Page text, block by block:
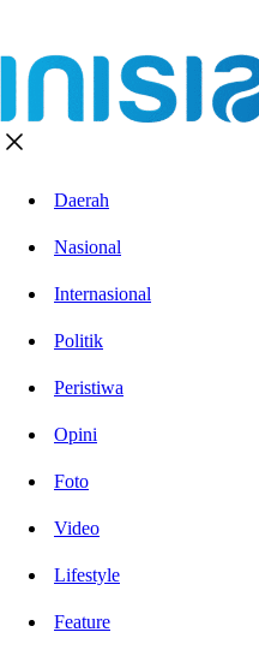
Daerah
Nasional
Internasional
Politik
Peristiwa
Opini
Foto
Video
Lifestyle
Feature